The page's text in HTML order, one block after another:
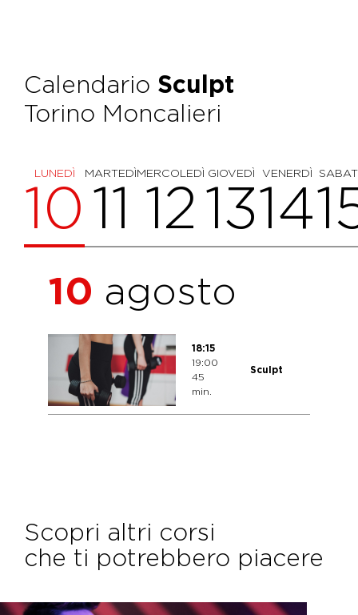
Calendario Sculpt
Torino Moncalieri
LUNEDÌ
10 MARTEDÌ
11 MERCOLEDÌ
12 GIOVEDÌ
13 VENERDÌ
14
10 agosto
18:15
19:00
45
min.
Sculpt
Scopri altri corsi
che ti potrebbero piacere